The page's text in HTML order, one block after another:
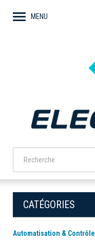
MENU
CATÉGORIES
Automatisation & Contrôle